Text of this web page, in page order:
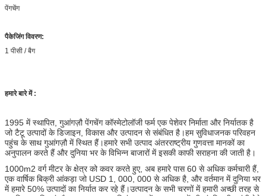
पेंगचेंग
पैकेजिंग विवरण:
1 पीसी / बैग
हमारे बारे में :
1995 में स्थापित, गुआंगज़ौ पेंगचेंग कॉस्मेटोलॉजी फर्म एक पेशेवर निर्माता और निर्यातक है
जो टैटू उत्पादों के डिजाइन, विकास और उत्पादन से संबंधित है।हम सुविधाजनक परिवहन
पहुंच के साथ गुआंगज़ौ में स्थित हैं।हमारे सभी उत्पाद अंतरराष्ट्रीय गुणवत्ता मानकों का
अनुपालन करते हैं और दुनिया भर के विभिन्न बाजारों में इसकी काफी सराहना की जाती है।
1000m2 वर्ग मीटर के क्षेत्र को कवर करते हुए, अब हमारे पास 60 से अधिक कर्मचारी हैं,
एक वार्षिक बिक्री आंकड़ा जो USD 1, 000, 000 से अधिक है, और वर्तमान में दुनिया भर
में हमारे 50% उत्पादों का निर्यात कर रहे हैं।उत्पादन के सभी चरणों में हमारी अच्छी तरह से